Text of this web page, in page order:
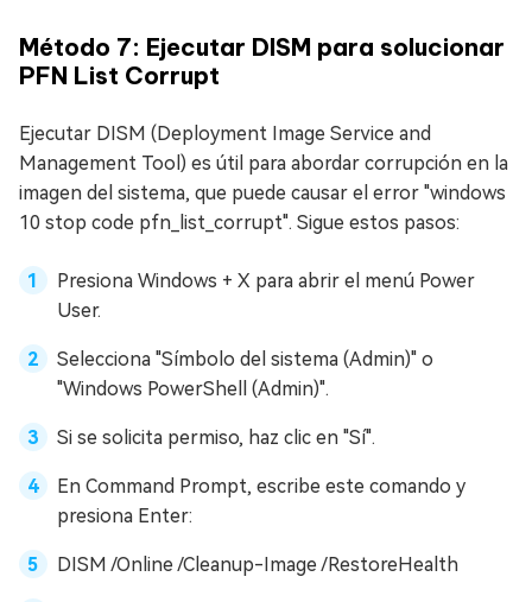
Método 7: Ejecutar DISM para solucionar
PFN List Corrupt
Ejecutar DISM (Deployment Image Service and
Management Tool) es útil para abordar corrupción en la
imagen del sistema, que puede causar el error "windows
10 stop code pfn_list_corrupt". Sigue estos pasos:
Presiona Windows + X para abrir el menú Power
User.
Selecciona "Símbolo del sistema (Admin)" o
"Windows PowerShell (Admin)".
Si se solicita permiso, haz clic en "Sí".
En Command Prompt, escribe este comando y
presiona Enter:
DISM /Online /Cleanup-Image /RestoreHealth